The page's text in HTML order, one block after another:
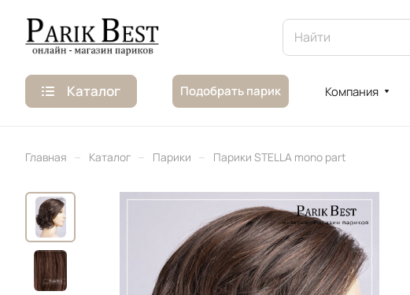
Каталог Подобрать парик Компания
Главная – Каталог – Парики – Парики STELLA mono part